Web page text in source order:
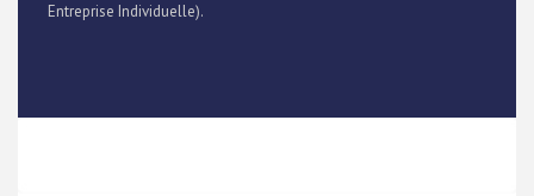
Entreprise Individuelle).